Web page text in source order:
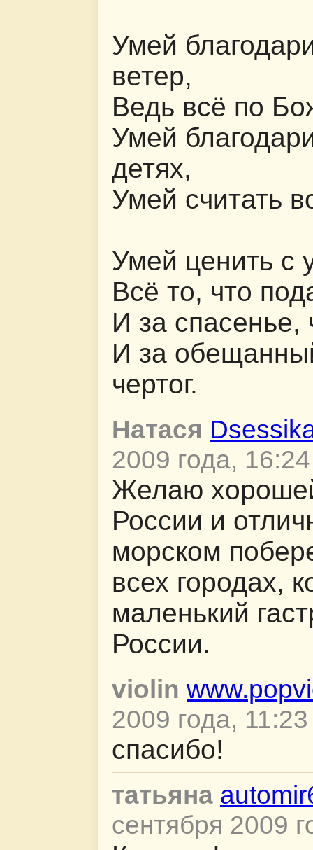
Умей
ветер,
Ведь всё по
Умей
детях,
Умей считать
Умей ценить с
Всё то, что
И за спасенье,
И за
чертог.
Натася
2009 года, 16:24
Желаю
России и
морском
всех городах,
маленький
России.
violin
2009 года, 11:23
спасибо!
татьяна
сентября 2009